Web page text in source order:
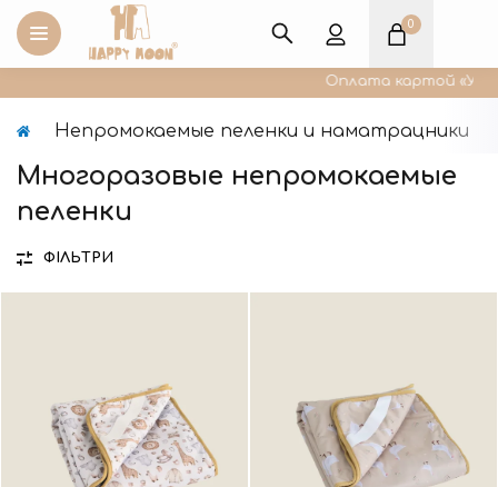
0
Оплата картой
Непромокаемые пеленки и наматрацники
Многоразовые непромокаемые
пеленки
ФІЛЬТРИ